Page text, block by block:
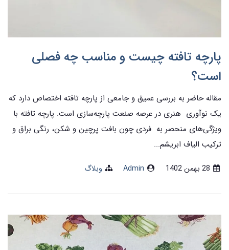
پارچه تافته چیست و مناسب چه فصلی
است؟
مقاله حاضر به بررسی عمیق و جامعی از پارچه تافته اختصاص دارد که
یک نوآوری هنری در عرصه صنعت پارچه‌سازی است. پارچه تافته با
ویژگی‌های منحصر به فردی چون بافت پرچین و شکن، رنگی براق و
ترکیب الیاف ابریشم...
Admin وبلاگ